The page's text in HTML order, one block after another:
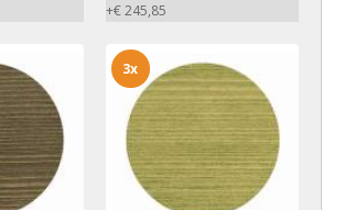
+€ 245,85
3x